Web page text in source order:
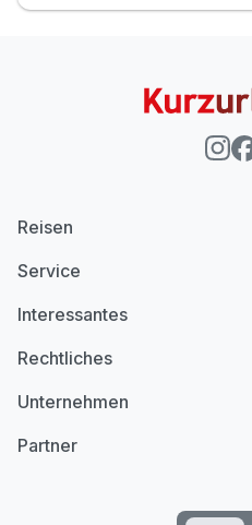
Reisen
Service
Interessantes
Rechtliches
Unternehmen
Partner